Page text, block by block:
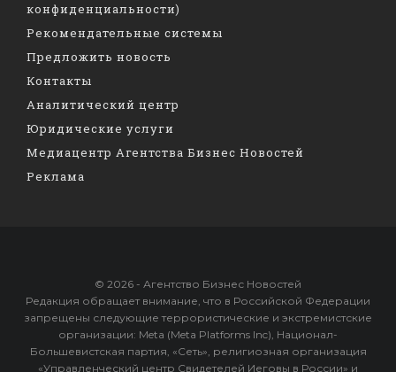
конфиденциальности)
Рекомендательные системы
Предложить новость
Контакты
Аналитический центр
Юридические услуги
Медиацентр Агентства Бизнес Новостей
Реклама
© 2026 - Агентство Бизнес Новостей
Редакция обращает внимание, что в Российской Федерации
запрещены следующие террористические и экстремистские
организации: Meta (Meta Platforms Inc), Национал-
Большевистская партия, «Сеть», религиозная организация
«Управленческий центр Свидетелей Иеговы в России» и